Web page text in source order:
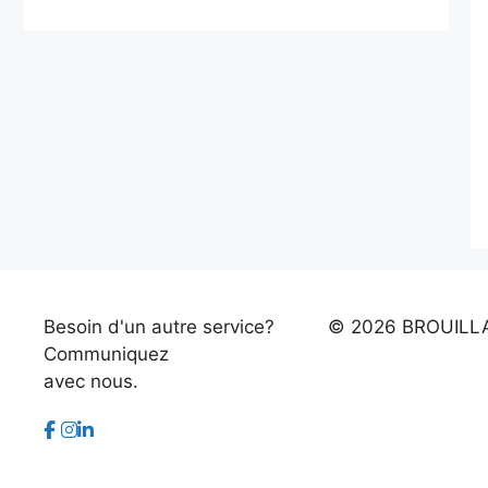
Besoin d'un autre service?
Communiquez
avec nous.
© 2026